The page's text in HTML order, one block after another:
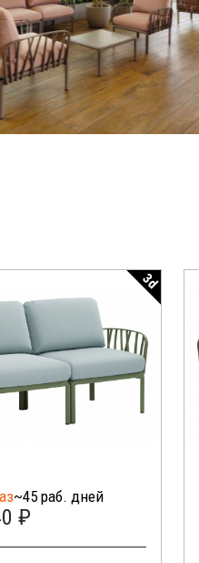
3d
~45 раб. дней
₽